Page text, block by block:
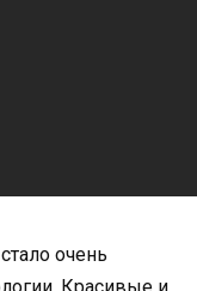
очень